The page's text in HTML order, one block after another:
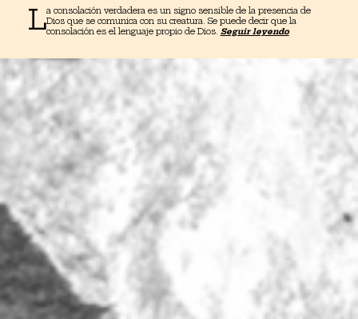
La consolación verdadera es un signo sensible de la presencia de
Dios que se comunica con su creatura. Se puede decir que la
consolación es el lenguaje propio de Dios. Seguir leyendo